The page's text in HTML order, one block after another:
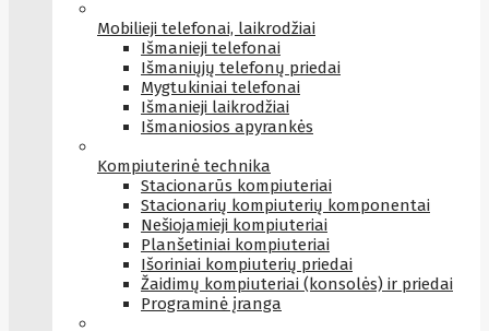
Mobilieji telefonai, laikrodžiai
Išmanieji telefonai
Išmaniųjų telefonų priedai
Mygtukiniai telefonai
Išmanieji laikrodžiai
Išmaniosios apyrankės
Kompiuterinė technika
Stacionarūs kompiuteriai
Stacionarių kompiuterių komponentai
Nešiojamieji kompiuteriai
Planšetiniai kompiuteriai
Išoriniai kompiuterių priedai
Žaidimų kompiuteriai (konsolės) ir priedai
Programinė įranga